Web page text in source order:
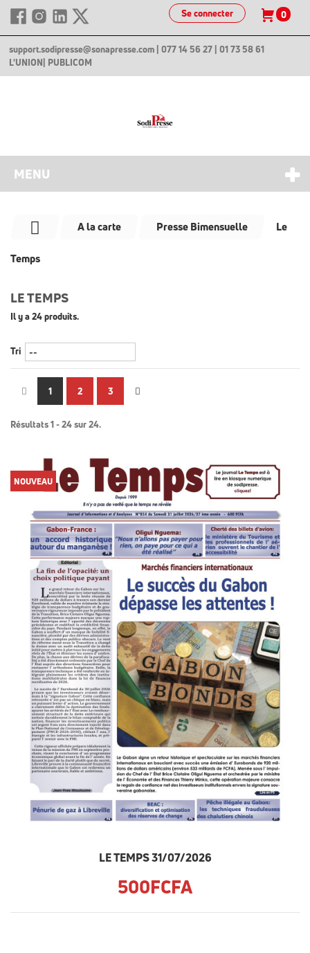
Se connecter 0
support.sodipresse@sonapresse.com | 077 14 56 27 | 01 73 58 61
L'UNION | PUBLICOM
MENU
A la carte Presse Bimensuelle Le
Temps
LE TEMPS
Il y a 24 produits.
Tri
1 2 3
Résultats 1 - 24 sur 24.
NOUVEAU
LE TEMPS 31/07/2026
500FCFA